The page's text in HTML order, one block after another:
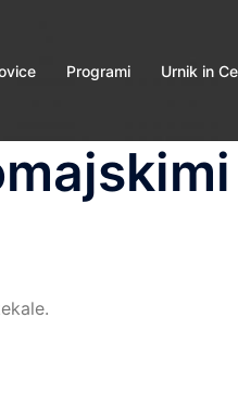
Programi Urnik in